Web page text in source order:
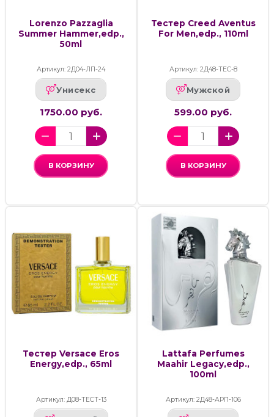
Lorenzo Pazzaglia
Summer Hammer,edp.,
50ml
Артикул: 2Д04-ЛП-24
Унисекс
1750.00 руб.
В КОРЗИНУ
Тестер Creed Aventus
For Men,edp., 110ml
Артикул: 2Д48-ТЕС-8
Мужской
599.00 руб.
В КОРЗИНУ
Тестер Versace Eros
Energy,edp., 65ml
Артикул: Д08-ТЕСТ-13
Lattafa Perfumes
Maahir Legacy,edp.,
100ml
Артикул: 2Д48-АРП-106